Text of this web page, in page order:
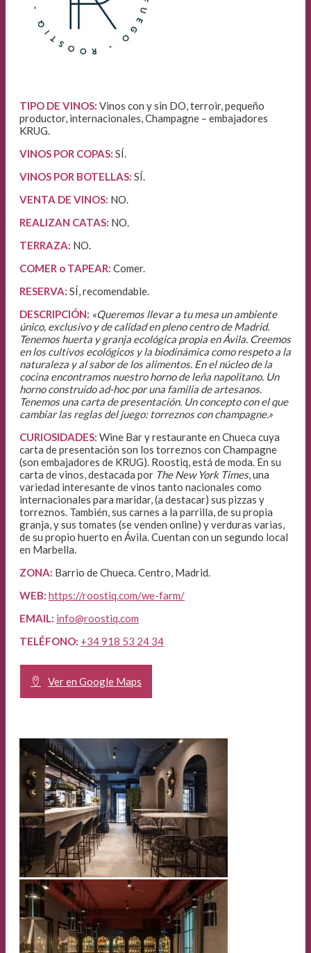
TIPO DE VINOS: Vinos con y sin DO, terroir, pequeño
productor, internacionales, Champagne – embajadores
KRUG.
VINOS POR COPAS: SÍ.
VINOS POR BOTELLAS: SÍ.
VENTA DE VINOS: NO.
REALIZAN CATAS: NO.
TERRAZA: NO.
COMER o TAPEAR: Comer.
RESERVA: SÍ, recomendable.
DESCRIPCIÓN: «Queremos llevar a tu mesa un ambiente
único, exclusivo y de calidad en pleno centro de Madrid.
Tenemos huerta y granja ecológica propia en Ávila. Creemos
en los cultivos ecológicos y la biodinámica como respeto a la
naturaleza y al sabor de los alimentos. En el núcleo de la
cocina encontramos nuestro horno de leña napolitano. Un
horno construido ad-hoc por una familia de artesanos.
Tenemos una carta de presentación. Un concepto con el que
cambiar las reglas del juego: torreznos con champagne.»
CURIOSIDADES: Wine Bar y restaurante en Chueca cuya
carta de presentación son los torreznos con Champagne
(son embajadores de KRUG). Roostiq, está de moda. En su
carta de vinos, destacada por The New York Times, una
variedad interesante de vinos tanto nacionales como
internacionales para maridar, (a destacar) sus pizzas y
torreznos. También, sus carnes a la parrilla, de su propia
granja, y sus tomates (se venden online) y verduras varias,
de su propio huerto en Ávila. Cuentan con un segundo local
en Marbella.
ZONA: Barrio de Chueca. Centro, Madrid.
WEB: https://roostiq.com/we-farm/
EMAIL: info@roostiq.com
TELÉFONO: +34 918 53 24 34
Ver en Google Maps